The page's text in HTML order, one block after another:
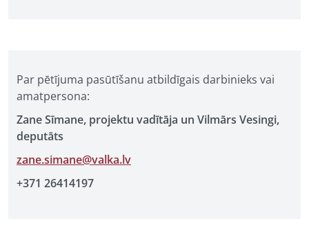
Par pētījuma pasūtīšanu atbildīgais darbinieks vai
amatpersona:
Zane Sīmane, projektu vadītāja un Vilmārs Vesingi,
deputāts
zane.simane@valka.lv
+371 26414197